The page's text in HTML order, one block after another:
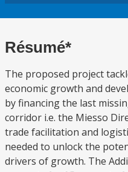
Résumé*
The proposed project
economic growth and
by financing the last
corridor i.e. the Miesso
trade facilitation and
needed to unlock the
drivers of growth. The